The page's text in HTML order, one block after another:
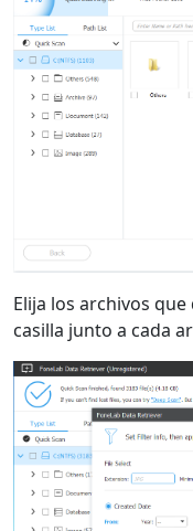
Elija los archivos
casilla junto a cada